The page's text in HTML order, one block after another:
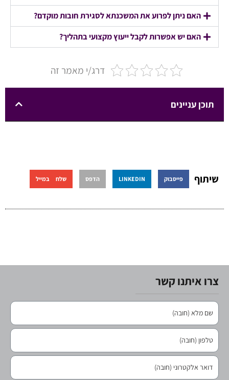
האם ניתן לפרוע את המשכנתא לסגירת חובות מוקדם?
האם יש אפשרות לקבל ייעוץ מקצועי בתהליך?
דרג/י מאמר זה
תוכן עניינים
שיתוף פייסבוק LINKEDIN הדפס שלח במייל
צרו איתנו קשר